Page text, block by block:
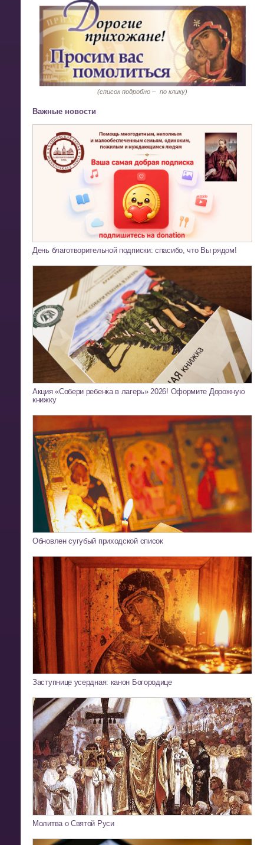
(список подробно – по клику)
Важные новости
День благотворительной подписки: спасибо, что Вы рядом!
Акция «Собери ребенка в лагерь» 2026! Оформите Дорожную
книжку
Обновлен сугубый приходской список
Заступнице усердная: канон Богородице
Молитва о Святой Руси